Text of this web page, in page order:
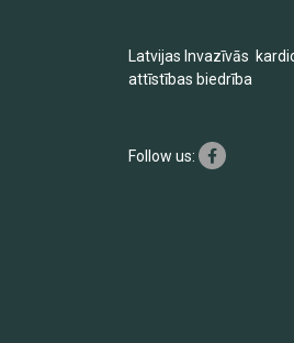
Latvijas Invazīvās
attīstības biedrība
Follow us: